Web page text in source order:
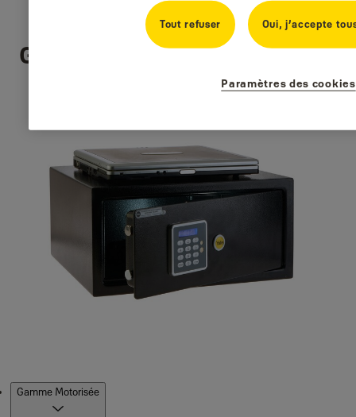
Gamme Motorisée
Gamme Motorisée
Tout refuser Oui, j’accepte
Paramètres des cookies